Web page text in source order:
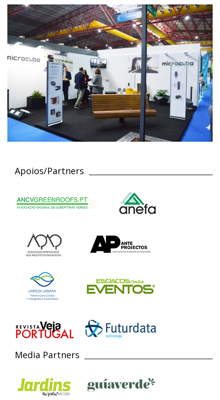
Apoios/Partners
Media Partners